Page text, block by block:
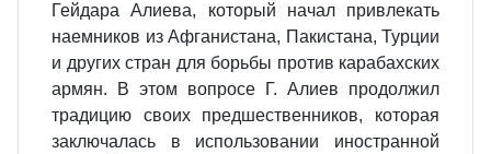
Гейдара Алиева, который начал привлекать
наемников из Афганистана, Пакистана, Турции
и других стран для борьбы против карабахских
армян. В этом вопросе Г. Алиев продолжил
традицию своих предшественников, которая
заключалась в использовании иностранной